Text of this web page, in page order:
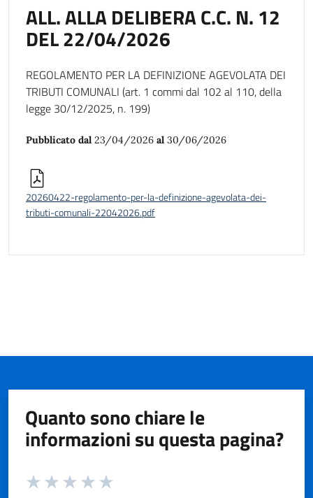
ALL. ALLA DELIBERA C.C. N. 12
DEL 22/04/2026
REGOLAMENTO PER LA DEFINIZIONE AGEVOLATA DEI
TRIBUTI COMUNALI (art. 1 commi dal 102 al 110, della
legge 30/12/2025, n. 199)
Pubblicato dal 23/04/2026 al 30/06/2026
20260422-regolamento-per-la-definizione-agevolata-dei-
tributi-comunali-22042026.pdf
Quanto sono chiare le
informazioni su questa pagina?
Valuta da 1 a 5 stelle la pagina